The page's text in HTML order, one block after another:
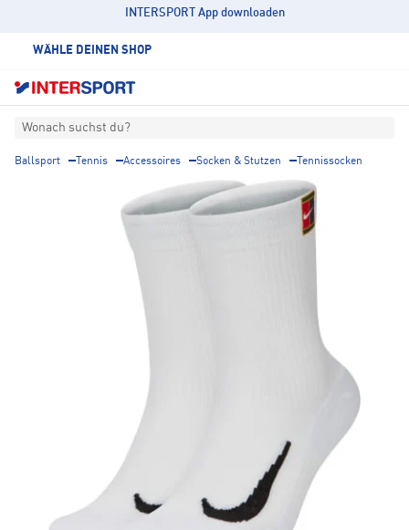
INTERSPORT App downloaden
WÄHLE DEINEN SHOP
Wonach suchst du?
Ballsport Tennis Accessoires Socken & Stutzen Tennissocken